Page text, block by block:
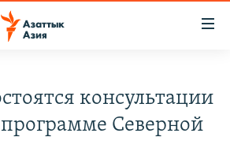
консультации
Северной